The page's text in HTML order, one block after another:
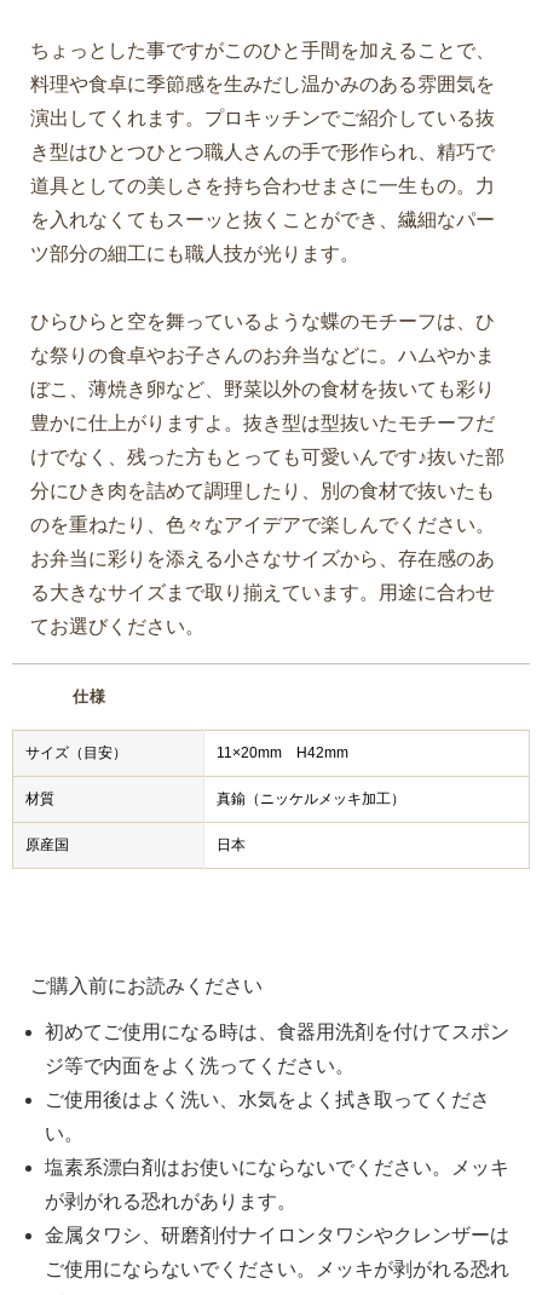
ちょっとした事ですがこのひと手間を加えることで、
料理や食卓に季節感を生みだし温かみのある雰囲気を
演出してくれます。プロキッチンでご紹介している抜
き型はひとつひとつ職人さんの手で形作られ、精巧で
道具としての美しさを持ち合わせまさに一生もの。力
を入れなくてもスーッと抜くことができ、繊細なパー
ツ部分の細工にも職人技が光ります。
ひらひらと空を舞っているような蝶のモチーフは、ひ
な祭りの食卓やお子さんのお弁当などに。ハムやかま
ぼこ、薄焼き卵など、野菜以外の食材を抜いても彩り
豊かに仕上がりますよ。抜き型は型抜いたモチーフだ
けでなく、残った方もとっても可愛いんです♪抜いた部
分にひき肉を詰めて調理したり、別の食材で抜いたも
のを重ねたり、色々なアイデアで楽しんでください。
お弁当に彩りを添える小さなサイズから、存在感のあ
る大きなサイズまで取り揃えています。用途に合わせ
てお選びください。
仕様
サイズ（目安） 11×20mm H42mm
材質 真鍮（ニッケルメッキ加工）
原産国 日本
ご購入前にお読みください
初めてご使用になる時は、食器用洗剤を付けてスポン
ジ等で内面をよく洗ってください。
ご使用後はよく洗い、水気をよく拭き取ってくださ
い。
塩素系漂白剤はお使いにならないでください。メッキ
が剥がれる恐れがあります。
金属タワシ、研磨剤付ナイロンタワシやクレンザーは
ご使用にならないでください。メッキが剥がれる恐れ